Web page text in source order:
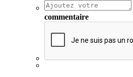
commentaire